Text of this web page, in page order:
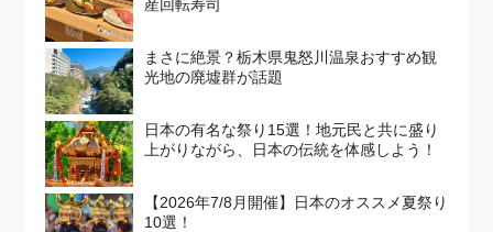
産回転寿司
まさに絶景？栃木県鬼怒川温泉おすすめ観
光地の廃墟群が話題
日本の有名な祭り15選！地元民と共に盛り
上がりながら、日本の伝統を体感しよう！
【2026年7/8月開催】日本のオススメ夏祭り
10選！